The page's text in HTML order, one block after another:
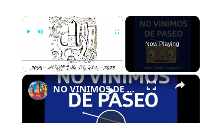
×
Fullscreen
Now Playing
×
NO VINIMOS DE PASEO - PROGRAMA 78 - 28/12/2023